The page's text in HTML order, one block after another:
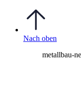
Nach oben
metallbau-